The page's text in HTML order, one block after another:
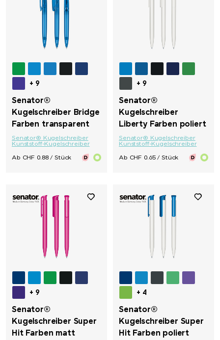
+ 9
Senator®
Kugelschreiber Bridge
Farben transparent
Senator® Kugelschreiber
Kunststoff-Kugelschreiber
Ab CHF 0.88 / Stück
+ 9
Senator®
Kugelschreiber
Liberty Farben poliert
Senator® Kugelschreiber
Kunststoff-Kugelschreiber
Ab CHF 0.65 / Stück
+ 9
Senator®
Kugelschreiber Super
Hit Farben matt
+ 4
Senator®
Kugelschreiber Super
Hit Farben poliert